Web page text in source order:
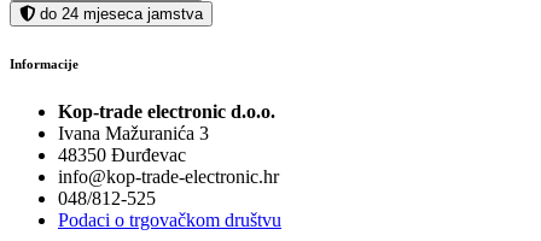
do 24 mjeseca jamstva
Informacije
Kop-trade electronic d.o.o.
Ivana Mažuranića 3
48350 Đurđevac
info@kop-trade-electronic.hr
048/812-525
Podaci o trgovačkom društvu